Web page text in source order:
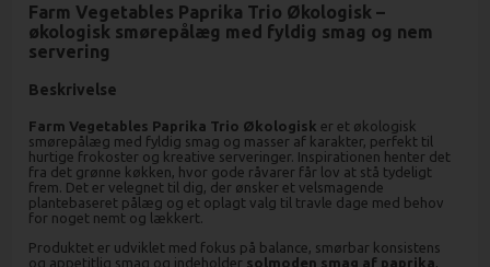
Farm Vegetables Paprika Trio Økologisk –
økologisk smørepålæg med fyldig smag og nem
servering
Beskrivelse
Farm Vegetables Paprika Trio Økologisk er et økologisk
smørepålæg med fyldig smag og masser af karakter, perfekt til
hurtige frokoster og kreative serveringer. Inspirationen henter det
fra det grønne køkken, hvor gode råvarer får lov at stå tydeligt
frem. Det er velegnet til dig, der ønsker et velsmagende
plantebaseret pålæg og et oplagt valg til travle dage med behov
for noget nemt og lækkert.
Produktet er udviklet med fokus på balance, smørbar konsistens
og appetitlig smag og indeholder solmoden smag af paprika,